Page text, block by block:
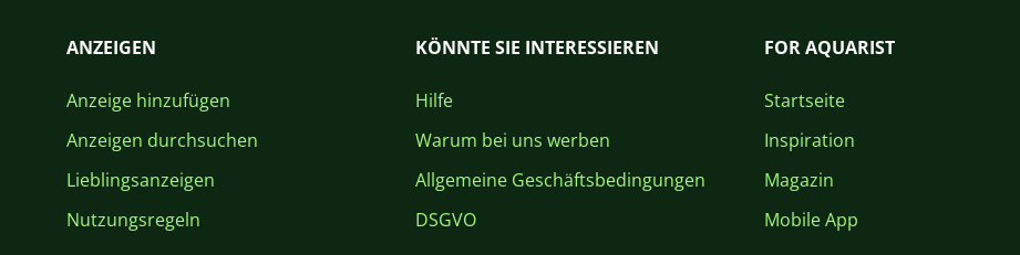
ANZEIGEN
Anzeige hinzufügen
Anzeigen durchsuchen
Lieblingsanzeigen
Nutzungsregeln
KÖNNTE SIE INTERESSIEREN
Hilfe
Warum bei uns werben
Allgemeine Geschäftsbedingungen
DSGVO
FOR AQUARIST
Startseite
Inspiration
Magazin
Mobile App